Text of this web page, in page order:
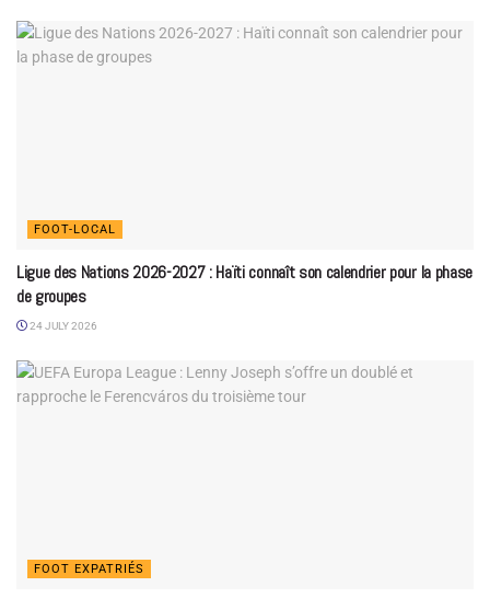
FOOT-LOCAL
Ligue des Nations 2026-2027 : Haïti connaît son calendrier pour la phase
de groupes
24 JULY 2026
FOOT EXPATRIÉS